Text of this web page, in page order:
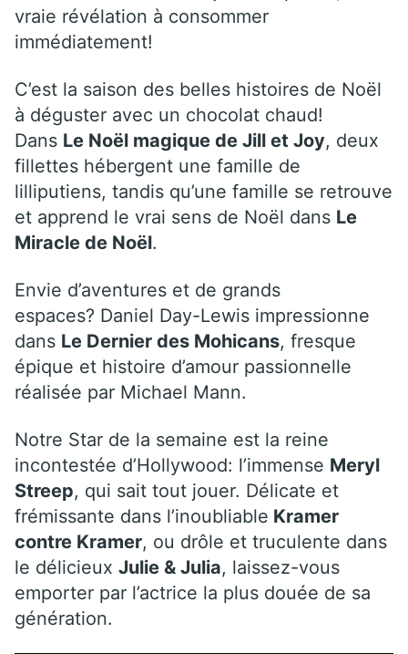
vraie révélation à consommer
immédiatement!
C’est la saison des belles histoires de Noël
à déguster avec un chocolat chaud!
Dans Le Noël magique de Jill et Joy, deux
fillettes hébergent une famille de
lilliputiens, tandis qu’une famille se retrouve
et apprend le vrai sens de Noël dans Le
Miracle de Noël.
Envie d’aventures et de grands
espaces? Daniel Day-Lewis impressionne
dans Le Dernier des Mohicans, fresque
épique et histoire d’amour passionnelle
réalisée par Michael Mann.
Notre Star de la semaine est la reine
incontestée d’Hollywood: l’immense Meryl
Streep, qui sait tout jouer. Délicate et
frémissante dans l’inoubliable Kramer
contre Kramer, ou drôle et truculente dans
le délicieux Julie & Julia, laissez-vous
emporter par l’actrice la plus douée de sa
génération.